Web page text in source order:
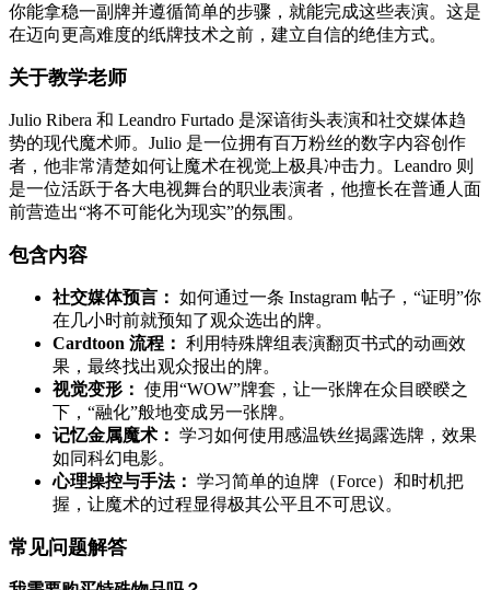
你能拿稳一副牌并遵循简单的步骤，就能完成这些表演。这是
在迈向更高难度的纸牌技术之前，建立自信的绝佳方式。
关于教学老师
Julio Ribera 和 Leandro Furtado 是深谙街头表演和社交媒体趋
势的现代魔术师。Julio 是一位拥有百万粉丝的数字内容创作
者，他非常清楚如何让魔术在视觉上极具冲击力。Leandro 则
是一位活跃于各大电视舞台的职业表演者，他擅长在普通人面
前营造出“将不可能化为现实”的氛围。
包含内容
社交媒体预言： 如何通过一条 Instagram 帖子，“证明”你
在几小时前就预知了观众选出的牌。
Cardtoon 流程： 利用特殊牌组表演翻页书式的动画效
果，最终找出观众报出的牌。
视觉变形： 使用“WOW”牌套，让一张牌在众目睽睽之
下，“融化”般地变成另一张牌。
记忆金属魔术： 学习如何使用感温铁丝揭露选牌，效果
如同科幻电影。
心理操控与手法： 学习简单的迫牌（Force）和时机把
握，让魔术的过程显得极其公平且不可思议。
常见问题解答